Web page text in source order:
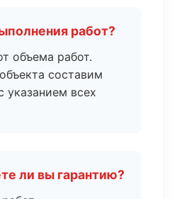
работ?
объема работ.
составим
указанием всех
ли вы гарантию?